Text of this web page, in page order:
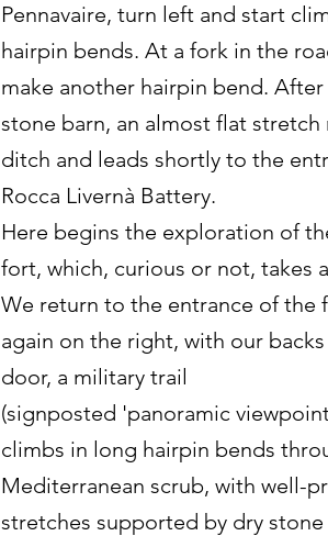
Pennavaire, turn left and start
hairpin bends. At a fork in the
make another hairpin bend. After
stone barn, an almost flat stretch
ditch and leads shortly to the
Rocca Livernà Battery.
Here begins the exploration of
fort, which, curious or not, takes
We return to the entrance of the
again on the right, with our
door, a military trail
(signposted 'panoramic
climbs in long hairpin bends
Mediterranean scrub, with well-
stretches supported by dry